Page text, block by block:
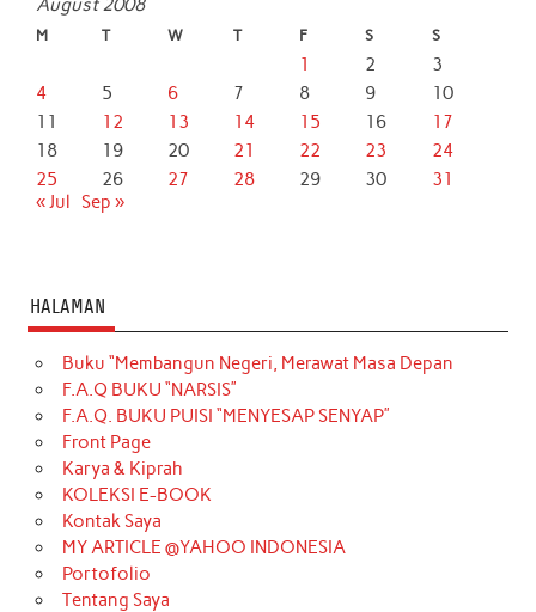
August 2008
M T W T F S S
1 2
3
4
5 6 7 8 9
10
11
12 13 14 15 16
17
18
19 20 21 22 23
24
25
26 27 28 29 30
31
« Jul Sep »
HALAMAN
Buku “Membangun Negeri, Merawat Masa Depan
F.A.Q BUKU “NARSIS”
F.A.Q. BUKU PUISI “MENYESAP SENYAP”
Front Page
Karya & Kiprah
KOLEKSI E-BOOK
Kontak Saya
MY ARTICLE @YAHOO INDONESIA
Portofolio
Tentang Saya